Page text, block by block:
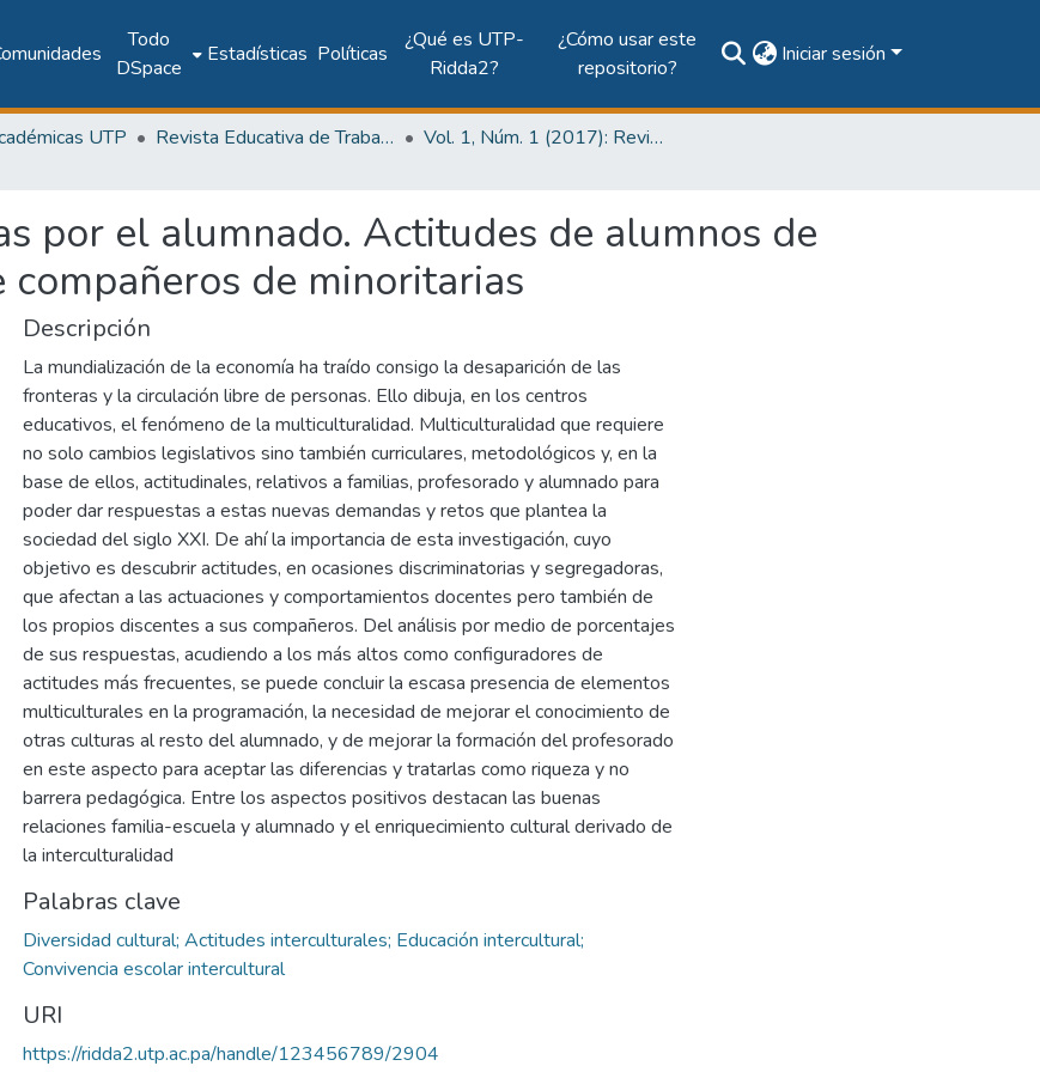
Todo
DSpace
Estadísticas Políticas
¿Qué es UTP-
Ridda2?
¿Cómo usar este
repositorio?
Iniciar sesión
UTP Revista Educativa de Trabajos Orientados al Siglo XXI (RETOS XXI)
Vol. 1, Núm. 1 (2017): Revista RETO XXI - Discapacidad y Educación
por el alumnado. Actitudes de alumnos de
de minoritarias
Descripción
La mundialización de la economía ha traído consigo la desaparición de las
fronteras y la circulación libre de personas. Ello dibuja, en los centros
educativos, el fenómeno de la multiculturalidad. Multiculturalidad que requiere
no solo cambios legislativos sino también curriculares, metodológicos y, en la
base de ellos, actitudinales, relativos a familias, profesorado y alumnado para
poder dar respuestas a estas nuevas demandas y retos que plantea la
sociedad del siglo XXI. De ahí la importancia de esta investigación, cuyo
objetivo es descubrir actitudes, en ocasiones discriminatorias y segregadoras,
que afectan a las actuaciones y comportamientos docentes pero también de
los propios discentes a sus compañeros. Del análisis por medio de porcentajes
de sus respuestas, acudiendo a los más altos como configuradores de
actitudes más frecuentes, se puede concluir la escasa presencia de elementos
multiculturales en la programación, la necesidad de mejorar el conocimiento de
otras culturas al resto del alumnado, y de mejorar la formación del profesorado
en este aspecto para aceptar las diferencias y tratarlas como riqueza y no
barrera pedagógica. Entre los aspectos positivos destacan las buenas
relaciones familia-escuela y alumnado y el enriquecimiento cultural derivado de
la interculturalidad
Palabras clave
Diversidad cultural; Actitudes interculturales; Educación intercultural;
Convivencia escolar intercultural
URI
https://ridda2.utp.ac.pa/handle/123456789/2904